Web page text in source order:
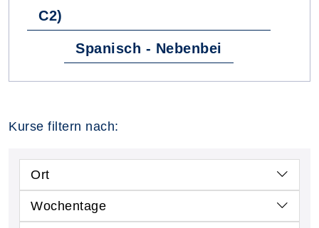
C2)
Spanisch - Nebenbei
Kurse filtern nach:
Ort
Wochentage